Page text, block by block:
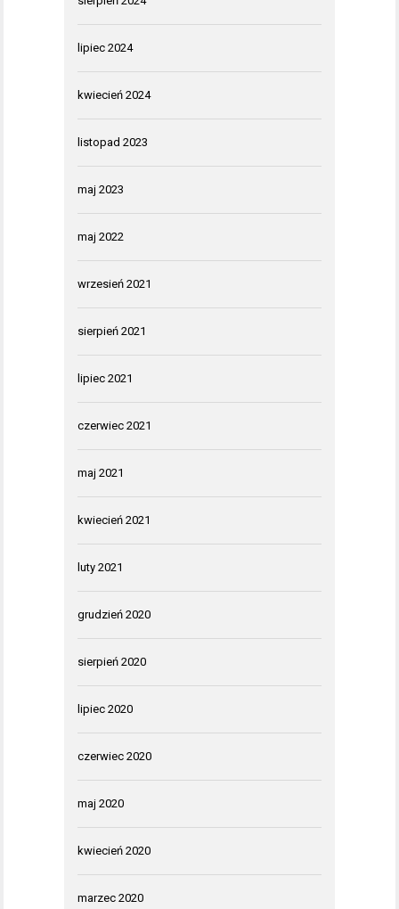
lipiec 2024
kwiecień 2024
listopad 2023
maj 2023
maj 2022
wrzesień 2021
sierpień 2021
lipiec 2021
czerwiec 2021
maj 2021
kwiecień 2021
luty 2021
grudzień 2020
sierpień 2020
lipiec 2020
czerwiec 2020
maj 2020
kwiecień 2020
marzec 2020